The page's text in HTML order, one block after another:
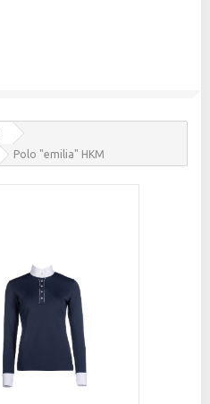
Polo "emilia" HKM